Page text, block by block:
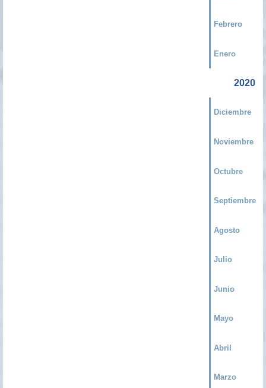
Febrero
Enero
2020
Diciembre
Noviembre
Octubre
Septiembre
Agosto
Julio
Junio
Mayo
Abril
Marzo